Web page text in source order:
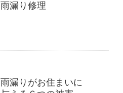
雨漏り修理
雨漏りがお住まいに